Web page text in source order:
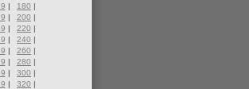
| 180 |
| 200 |
| 220 |
| 240 |
| 260 |
| 280 |
| 300 |
| 320 |